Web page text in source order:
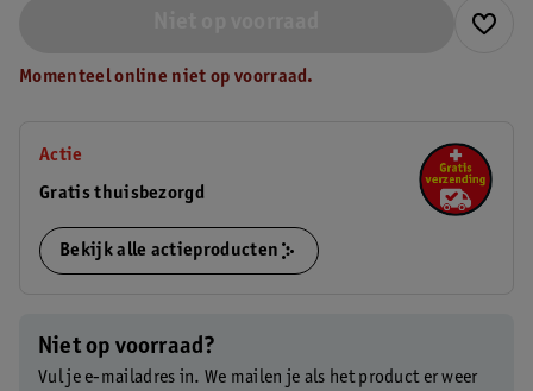
Momenteel online niet op voorraad.
Actie
Gratis thuisbezorgd
Bekijk alle actieproducten
Niet op voorraad?
Vul je e-mailadres in. We mailen je als het product er weer